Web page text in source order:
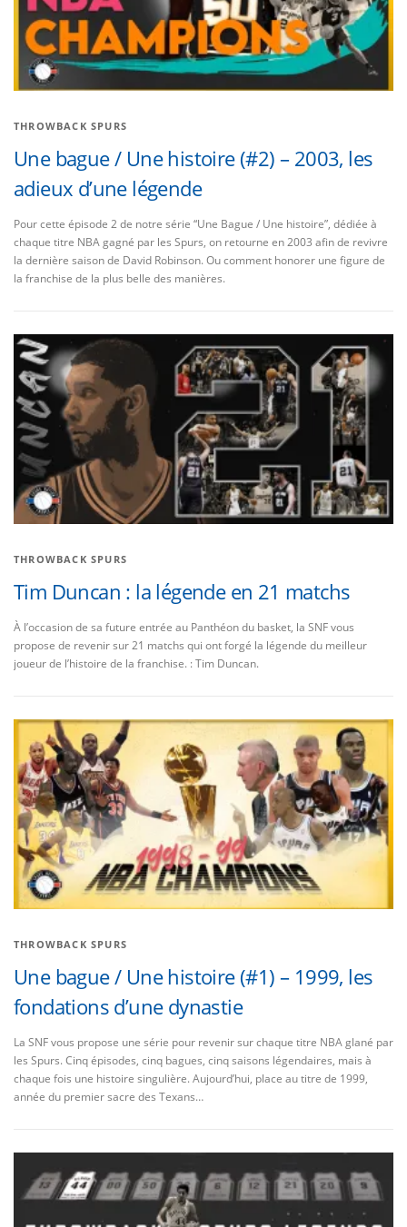
c
l
e
s
THROWBACK SPURS
Une bague / Une histoire (#2) – 2003, les
adieux d’une légende
Pour cette épisode 2 de notre série “Une Bague / Une histoire”, dédiée à
chaque titre NBA gagné par les Spurs, on retourne en 2003 afin de revivre
la dernière saison de David Robinson. Ou comment honorer une figure de
la franchise de la plus belle des manières.
THROWBACK SPURS
Tim Duncan : la légende en 21 matchs
À l’occasion de sa future entrée au Panthéon du basket, la SNF vous
propose de revenir sur 21 matchs qui ont forgé la légende du meilleur
joueur de l’histoire de la franchise. : Tim Duncan.
THROWBACK SPURS
Une bague / Une histoire (#1) – 1999, les
fondations d’une dynastie
La SNF vous propose une série pour revenir sur chaque titre NBA glané par
les Spurs. Cinq épisodes, cinq bagues, cinq saisons légendaires, mais à
chaque fois une histoire singulière. Aujourd’hui, place au titre de 1999,
année du premier sacre des Texans…